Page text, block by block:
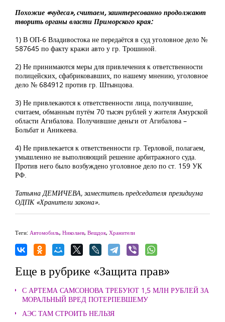
Похожие «чудеса», считаем, заинтересованно продолжают
творить органы власти Приморского края:
1) В ОП-6 Владивостока не передаётся в суд уголовное дело №
587645 по факту кражи авто у гр. Трошиной.
2) Не принимаются меры для привлечения к ответственности
полицейских, сфабриковавших, по нашему мнению, уголовное
дело № 684912 против гр. Штынцова.
3) Не привлекаются к ответственности лица, получившие,
считаем, обманным путём 70 тысяч рублей у жителя Амурской
области Агибалова. Получившие деньги от Агибалова –
Больбат и Аникеева.
4) Не привлекается к ответственности гр. Терловой, полагаем,
умышленно не выполняющий решение арбитражного суда.
Против него было возбуждено уголовное дело по ст. 159 УК
РФ.
Татьяна ДЕМИЧЕВА, заместитель председателя президиума
ОДПК «Хранители закона».
Теги: Автомобиль, Николаев, Вещдок, Хранители
Еще в рубрике «Защита прав»
С АРТЕМА САМСОНОВА ТРЕБУЮТ 1,5 МЛН РУБЛЕЙ ЗА
МОРАЛЬНЫЙ ВРЕД ПОТЕРПЕВШЕМУ
АЭС ТАМ СТРОИТЬ НЕЛЬЗЯ